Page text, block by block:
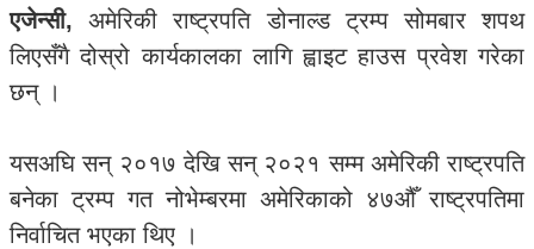
एजेन्सी, अमेरिकी राष्ट्रपति डोनाल्ड ट्रम्प सोमबार शपथ
लिएसँगै दोस्रो कार्यकालका लागि ह्वाइट हाउस प्रवेश गरेका
छन् ।
यसअघि सन् २०१७ देखि सन् २०२१ सम्म अमेरिकी राष्ट्रपति
बनेका ट्रम्प गत नोभेम्बरमा अमेरिकाको ४७औँ राष्ट्रपतिमा
निर्वाचित भएका थिए ।